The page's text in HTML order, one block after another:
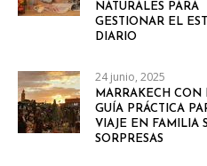
NATURALES PARA
GESTIONAR EL
DIARIO
24 junio, 2025
MARRAKECH CON
GUÍA PRÁCTICA
VIAJE EN FAMILIA
SORPRESAS